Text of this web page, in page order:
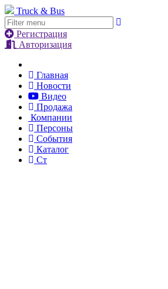
Truck & Bus
Регистрация
Авторизация
Главная
Новости
Видео
Продажа
Компании
Персоны
События
Каталог
Ст